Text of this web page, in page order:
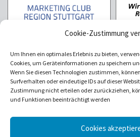
Cookie-Zustimmung
Um Ihnen ein optimales Erlebnis zu bieten,
Cookies, um Geräteinformationen zu speichern
Wenn Sie diesen Technologien zustimmen,
Surfverhalten oder eindeutige IDs auf dieser
Zustimmung nicht erteilen oder zurückziehen,
und Funktionen beeinträchtigt werden
Cookies